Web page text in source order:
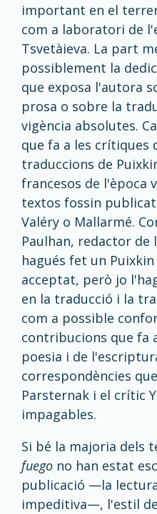
important en el
com a laboratori de
Tsvetàieva. La part
possiblement la
que exposa l'autora
prosa o sobre la
vigència absolutes.
que fa a les crítiques
traduccions de
francesos de l'època
textos fossin
Valéry o Mallarmé.
Paulhan, redactor de
hagués fet un
acceptat, però jo
en la traducció i la
com a possible
contribucions que fa
poesia i de
correspondències
Parsternak i el crític
impagables.
Si bé la majoria dels
fuego no han estat
publicació —la
impeditiva—, l'estil